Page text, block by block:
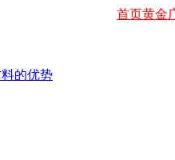
首页黄金
的优势